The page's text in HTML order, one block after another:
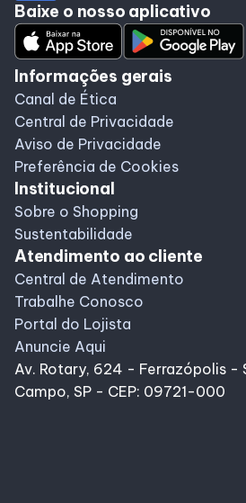
Baixe o nosso aplicativo
Informações gerais
Canal de Ética
Central de Privacidade
Aviso de Privacidade
Preferência de Cookies
Institucional
Sobre o Shopping
Sustentabilidade
Atendimento ao cliente
Central de Atendimento
Trabalhe Conosco
Portal do Lojista
Anuncie Aqui
Av. Rotary, 624 - Ferrazópolis -
Campo, SP - CEP: 09721-000